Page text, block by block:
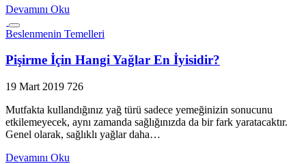
Devamını Oku
Beslenmenin Temelleri
Pişirme İçin Hangi Yağlar En İyisidir?
19 Mart 2019 726
Mutfakta kullandığınız yağ türü sadece yemeğinizin sonucunu
etkilemeyecek, aynı zamanda sağlığınızda da bir fark yaratacaktır.
Genel olarak, sağlıklı yağlar daha…
Devamını Oku